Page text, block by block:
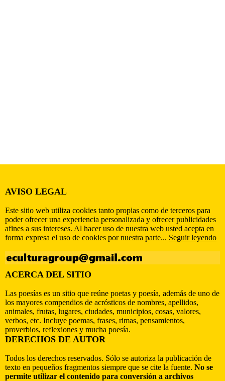
AVISO LEGAL
Este sitio web utiliza cookies tanto propias como de terceros para
poder ofrecer una experiencia personalizada y ofrecer publicidades
afines a sus intereses. Al hacer uso de nuestra web usted acepta en
forma expresa el uso de cookies por nuestra parte... Seguir leyendo
ACERCA DEL SITIO
Las poesías es un sitio que reúne poetas y poesía, además de uno de
los mayores compendios de acrósticos de nombres, apellidos,
animales, frutas, lugares, ciudades, municipios, cosas, valores,
verbos, etc. Incluye poemas, frases, rimas, pensamientos,
proverbios, reflexiones y mucha poesía.
DERECHOS DE AUTOR
Todos los derechos reservados. Sólo se autoriza la publicación de
texto en pequeños fragmentos siempre que se cite la fuente. No se
permite utilizar el contenido para conversión a archivos